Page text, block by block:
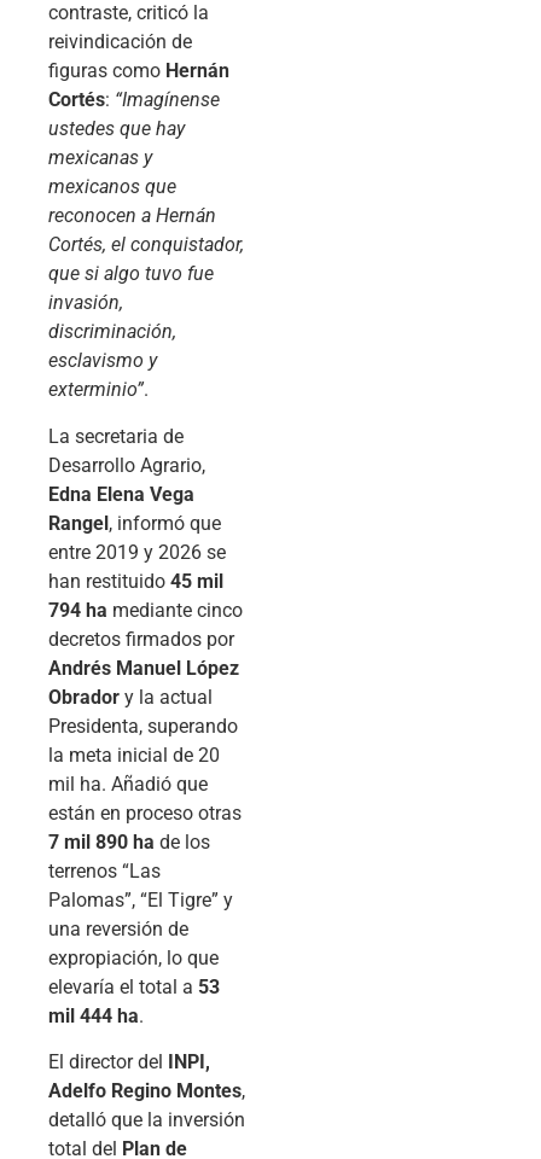
contraste, criticó la
reivindicación de
figuras como Hernán
Cortés: “Imagínense
ustedes que hay
mexicanas y
mexicanos que
reconocen a Hernán
Cortés, el conquistador,
que si algo tuvo fue
invasión,
discriminación,
esclavismo y
exterminio”.
La secretaria de
Desarrollo Agrario,
Edna Elena Vega
Rangel, informó que
entre 2019 y 2026 se
han restituido 45 mil
794 ha mediante cinco
decretos firmados por
Andrés Manuel López
Obrador y la actual
Presidenta, superando
la meta inicial de 20
mil ha. Añadió que
están en proceso otras
7 mil 890 ha de los
terrenos “Las
Palomas”, “El Tigre” y
una reversión de
expropiación, lo que
elevaría el total a 53
mil 444 ha.
El director del INPI,
Adelfo Regino Montes,
detalló que la inversión
total del Plan de